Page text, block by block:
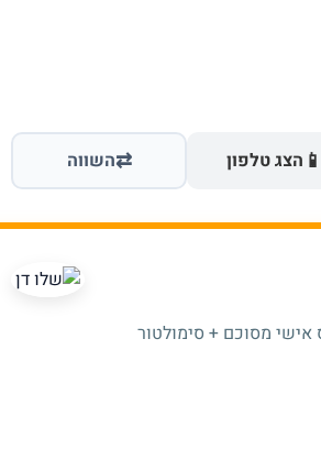
📱 הצג טלפון ⇄השווה
מסוכם + סימולטור